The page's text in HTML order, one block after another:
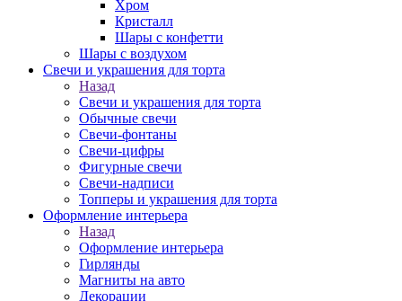
Хром
Кристалл
Шары с конфетти
Шары с воздухом
Свечи и украшения для торта
Назад
Свечи и украшения для торта
Обычные свечи
Свечи-фонтаны
Свечи-цифры
Фигурные свечи
Свечи-надписи
Топперы и украшения для торта
Оформление интерьера
Назад
Оформление интерьера
Гирлянды
Магниты на авто
Декорации